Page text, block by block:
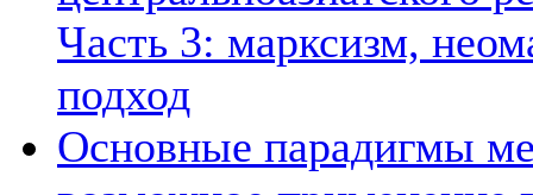
Часть 3: марксизм,
подход
Основные парадигмы